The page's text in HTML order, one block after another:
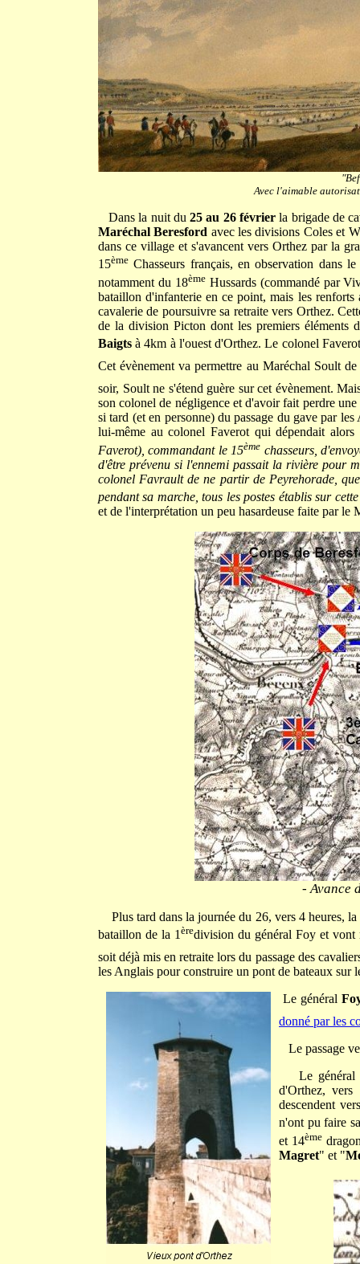
Avec l'aimable
Dans la nuit du25 au 26 février la brigade de
Maréchal Beresford avec les divisions Coles et
dans ce village et s'avancent vers Orthez par la
15ème Chasseurs français, en observation dans
notamment du 18èmeHussards (commandé par
bataillon d'infanterie en ce point, mais les
cavalerie de poursuivre sa retraite vers Orthez.
de la division Picton dont les premiers éléments
Baigts à 4km à l'ouest d'Orthez. Le colonel
Cet évènement va permettre au Maréchal Soult
soir, Soult ne s'étend guère sur cet évènement.
son colonel de négligence et d'avoir fait perdre
si tard (et en personne) du passage du gave par
lui-même au colonel Faverot qui dépendait
Faverot), commandant le 15ème chasseurs,
d'être prévenu si l'ennemi passait la rivière pour
colonel Favrault de ne partir de Peyrehorade,
pendant sa marche, tous les postes établis sur
et de l'interprétation un peu hasardeuse faite par le
- Avance
Plus tard dans la journée du 26, vers 4 heures,
bataillon de la 1èredivision du général Foy et vont
soit déjà mis en retraite lors du passage des
les Anglais pour construire un pont de bateaux sur
Le général
donné par les
Le passage
Le général
d'Orthez, vers
descendent
n'ont pu faire
et 14ème
Magret" et "